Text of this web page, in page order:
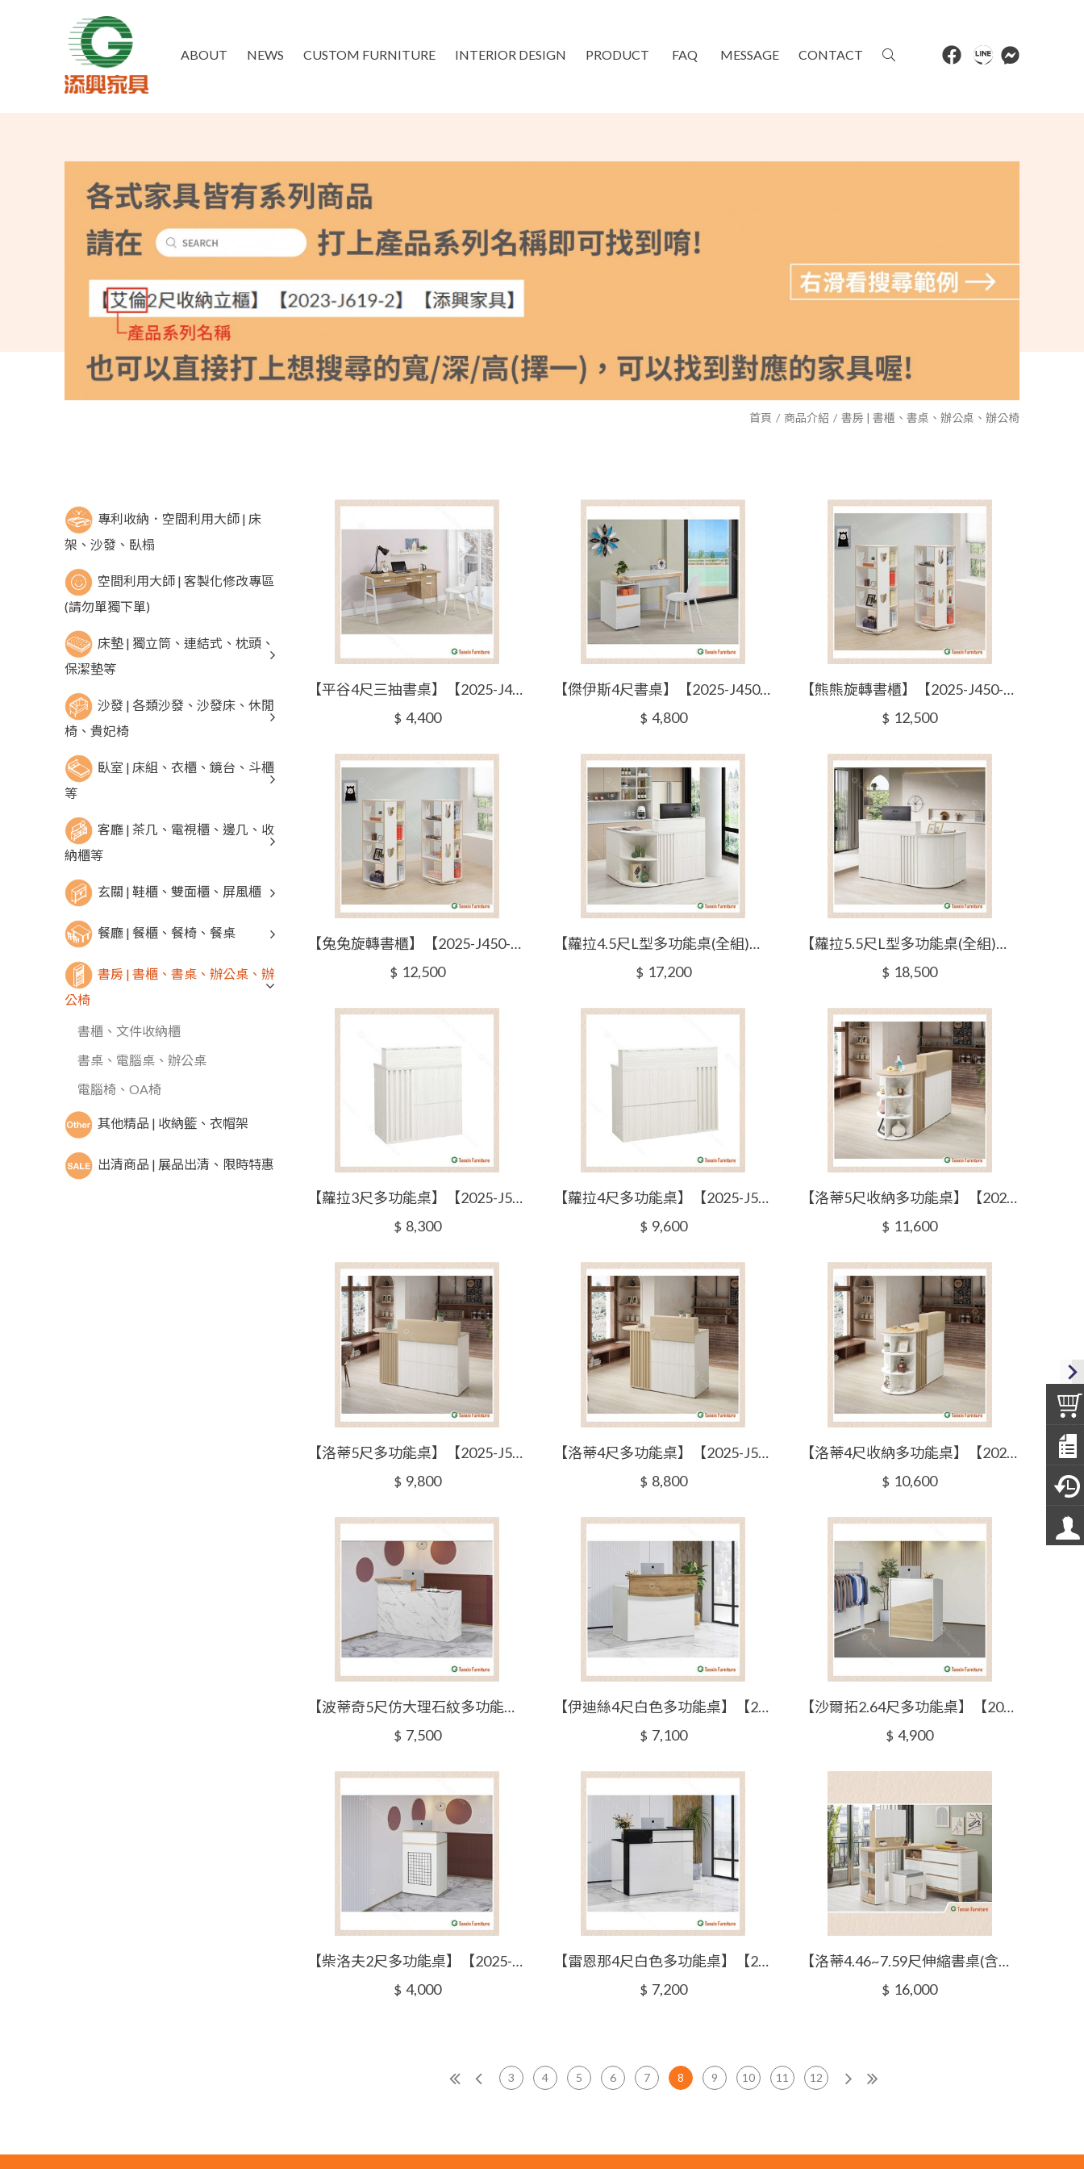
ABOUT NEWS CUSTOM FURNITURE INTERIOR DESIGN PRODUCT FAQ MESSAGE CONTACT
首頁 商品介紹 書房 | 書櫃、書桌、辦公桌、辦公椅
專利收納．空間利用大師 | 床
架、沙發、臥榻
空間利用大師 | 客製化修改專區
(請勿單獨下單)
床墊 | 獨立筒、連結式、枕頭、
保潔墊等
沙發 | 各類沙發、沙發床、休閒
椅、貴妃椅
臥室 | 床組、衣櫃、鏡台、斗櫃
等
客廳 | 茶几、電視櫃、邊几、收
納櫃等
玄關 | 鞋櫃、雙面櫃、屏風櫃
餐廳 | 餐櫃、餐椅、餐桌
書房 | 書櫃、書桌、辦公桌、辦
公椅
書櫃、文件收納櫃
書桌、電腦桌、辦公桌
電腦椅、OA椅
其他精品 | 收納籃、衣帽架
出清商品 | 展品出清、限時特惠
【平谷4尺三抽書桌】【2025-J448-4】【添興家具】
$ 4,400
【傑伊斯4尺書桌】【2025-J450-2】【添興家具】
$ 4,800
【熊熊旋轉書櫃】【2025-J450-3】【添興家具】
$ 12,500
【兔兔旋轉書櫃】【2025-J450-4】【添興家具】
$ 12,500
【蘿拉4.5尺L型多功能桌(全組)】【2025-J502-2】【添興家具】
$ 17,200
【蘿拉5.5尺L型多功能桌(全組)】【2025-J502-3】【添興家具】
$ 18,500
【蘿拉3尺多功能桌】【2025-J502-4】【添興家具】
$ 8,300
【蘿拉4尺多功能桌】【2025-J502-5】【添興家具】
$ 9,600
【洛蒂5尺收納多功能桌】【2025-J503-2】【添興家具】
$ 11,600
【洛蒂5尺多功能桌】【2025-J503-3】【添興家具】
$ 9,800
【洛蒂4尺多功能桌】【2025-J504-2】【添興家具】
$ 8,800
【洛蒂4尺收納多功能桌】【2025-J504-3】【添興家具】
$ 10,600
【波蒂奇5尺仿大理石紋多功能桌】【2025-J505-2】【添興家具】
$ 7,500
【伊迪絲4尺白色多功能桌】【2025-J505-3】【添興家具】
$ 7,100
【沙爾拓2.64尺多功能桌】【2025-J505-4】【添興家具】
$ 4,900
【柴洛夫2尺多功能桌】【2025-J506-2】【添興家具】
$ 4,000
【雷恩那4尺白色多功能桌】【2025-J506-4】【添興家具】
$ 7,200
【洛蒂4.46~7.59尺伸縮書桌(含椅)】【2025-J003-2】【添興家具】
$ 16,000
3 4 5 6 7 8 9 10 11 12